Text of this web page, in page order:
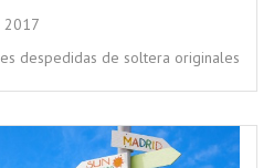
2017
despedidas de soltera originales